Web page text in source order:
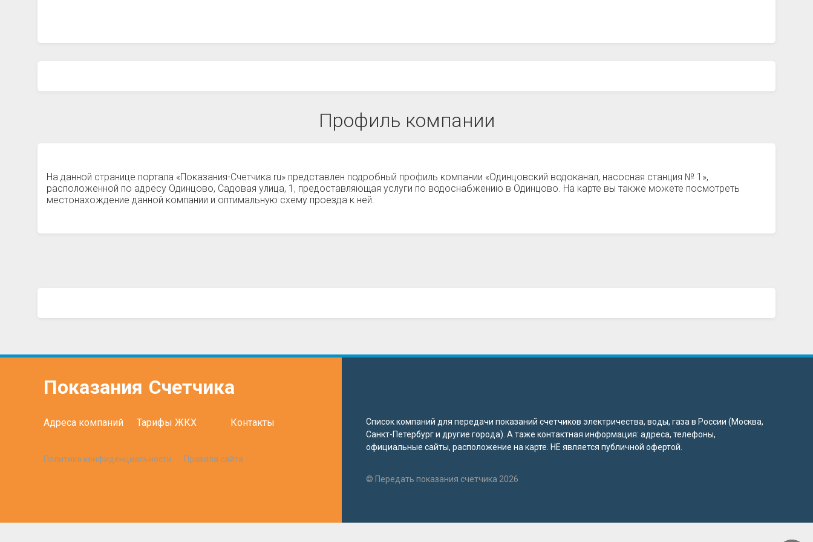
Профиль компании
На данной странице портала «Показания-Счетчика.ru» представлен подробный профиль компании «Одинцовский водоканал, насосная станция № 1»,
расположенной по адресу Одинцово, Садовая улица, 1, предоставляющая услуги по водоснабжению в Одинцово. На карте вы также можете посмотреть
местонахождение данной компании и оптимальную схему проезда к ней.
Показания Счетчика
Адреса компаний Тарифы ЖКХ Контакты
Политика конфиденциальности Правила сайта
Список компаний для передачи показаний счетчиков электричества, воды, газа в России (Москва,
Санкт-Петербург и другие города). А таже контактная информация: адреса, телефоны,
официальные сайты, расположение на карте. НЕ является публичной офертой.
© Передать показания счетчика 2026